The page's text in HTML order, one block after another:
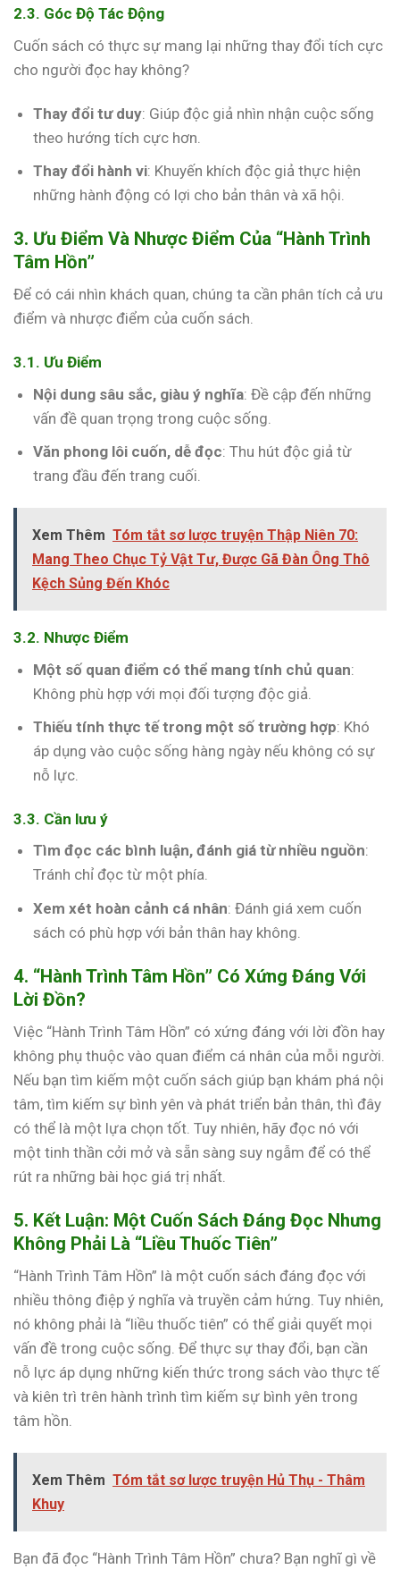
2.3. Góc Độ Tác Động
Cuốn sách có thực sự mang lại những thay đổi tích cực
cho người đọc hay không?
Thay đổi tư duy: Giúp độc giả nhìn nhận cuộc sống
theo hướng tích cực hơn.
Thay đổi hành vi: Khuyến khích độc giả thực hiện
những hành động có lợi cho bản thân và xã hội.
3. Ưu Điểm Và Nhược Điểm Của “Hành Trình
Tâm Hồn”
Để có cái nhìn khách quan, chúng ta cần phân tích cả ưu
điểm và nhược điểm của cuốn sách.
3.1. Ưu Điểm
Nội dung sâu sắc, giàu ý nghĩa: Đề cập đến những
vấn đề quan trọng trong cuộc sống.
Văn phong lôi cuốn, dễ đọc: Thu hút độc giả từ
trang đầu đến trang cuối.
Xem Thêm Tóm tắt sơ lược truyện Thập Niên 70:
Mang Theo Chục Tỷ Vật Tư, Được Gã Đàn Ông Thô
Kệch Sủng Đến Khóc
3.2. Nhược Điểm
Một số quan điểm có thể mang tính chủ quan:
Không phù hợp với mọi đối tượng độc giả.
Thiếu tính thực tế trong một số trường hợp: Khó
áp dụng vào cuộc sống hàng ngày nếu không có sự
nỗ lực.
3.3. Cần lưu ý
Tìm đọc các bình luận, đánh giá từ nhiều nguồn:
Tránh chỉ đọc từ một phía.
Xem xét hoàn cảnh cá nhân: Đánh giá xem cuốn
sách có phù hợp với bản thân hay không.
4. “Hành Trình Tâm Hồn” Có Xứng Đáng Với
Lời Đồn?
Việc “Hành Trình Tâm Hồn” có xứng đáng với lời đồn hay
không phụ thuộc vào quan điểm cá nhân của mỗi người.
Nếu bạn tìm kiếm một cuốn sách giúp bạn khám phá nội
tâm, tìm kiếm sự bình yên và phát triển bản thân, thì đây
có thể là một lựa chọn tốt. Tuy nhiên, hãy đọc nó với
một tinh thần cởi mở và sẵn sàng suy ngẫm để có thể
rút ra những bài học giá trị nhất.
5. Kết Luận: Một Cuốn Sách Đáng Đọc Nhưng
Không Phải Là “Liều Thuốc Tiên”
“Hành Trình Tâm Hồn” là một cuốn sách đáng đọc với
nhiều thông điệp ý nghĩa và truyền cảm hứng. Tuy nhiên,
nó không phải là “liều thuốc tiên” có thể giải quyết mọi
vấn đề trong cuộc sống. Để thực sự thay đổi, bạn cần
nỗ lực áp dụng những kiến thức trong sách vào thực tế
và kiên trì trên hành trình tìm kiếm sự bình yên trong
tâm hồn.
Xem Thêm Tóm tắt sơ lược truyện Hủ Thụ - Thâm
Khuy
Bạn đã đọc “Hành Trình Tâm Hồn” chưa? Bạn nghĩ gì về